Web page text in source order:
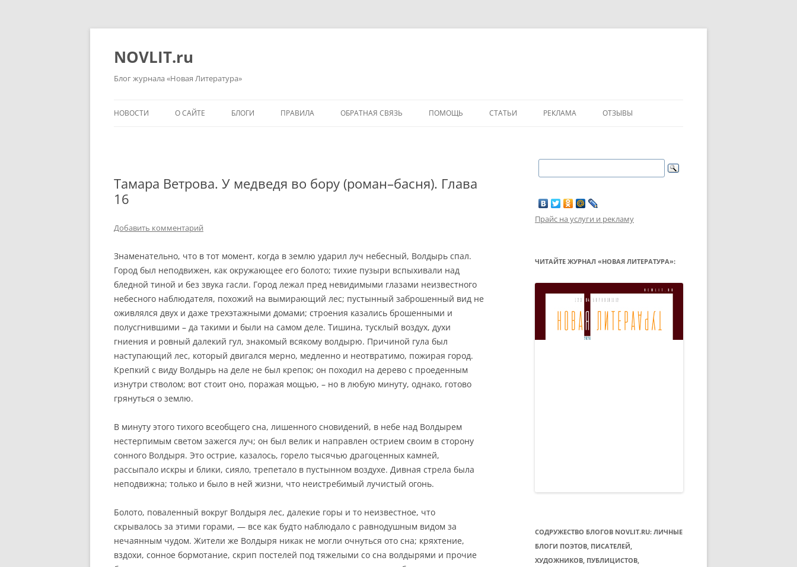
Перейти
NOVLIT.ru
Блог журнала «Новая Литература»
НОВОСТИ О САЙТЕ БЛОГИ ПРАВИЛА ОБРАТНАЯ СВЯЗЬ ПОМОЩЬ СТАТЬИ РЕКЛАМА ОТЗЫВЫ
Тамара Ветрова. У медведя во бору (роман–басня). Глава
16
Добавить комментарий
Знаменательно, что в тот момент, когда в землю ударил луч небесный, Волдырь спал.
Город был неподвижен, как окружающее его болото; тихие пузыри вспыхивали над
бледной тиной и без звука гасли. Город лежал пред невидимыми глазами неизвестного
небесного наблюдателя, похожий на вымирающий лес; пустынный заброшенный вид не
оживлялся двух и даже трехэтажными домами; строения казались брошенными и
полусгнившими – да такими и были на самом деле. Тишина, тусклый воздух, духи
гниения и ровный далекий гул, знакомый всякому волдырю. Причиной гула был
наступающий лес, который двигался мерно, медленно и неотвратимо, пожирая город.
Крепкий с виду Волдырь на деле не был крепок; он походил на дерево с проеденным
изнутри стволом; вот стоит оно, поражая мощью, – но в любую минуту, однако, готово
грянуться о землю.
В минуту этого тихого всеобщего сна, лишенного сновидений, в небе над Волдырем
нестерпимым светом зажегся луч; он был велик и направлен острием своим в сторону
сонного Волдыря. Это острие, казалось, горело тысячью драгоценных камней,
рассыпало искры и блики, сияло, трепетало в пустынном воздухе. Дивная стрела была
неподвижна; только и было в ней жизни, что неистребимый лучистый огонь.
Болото, поваленный вокруг Волдыря лес, далекие горы и то неизвестное, что
скрывалось за этими горами, — все как будто наблюдало с равнодушным видом за
нечаянным чудом. Жители же Волдыря никак не могли очнуться ото сна; кряхтение,
вздохи, сонное бормотание, скрип постелей под тяжелыми со сна волдырями и прочие
Прайс на услуги и рекламу
ЧИТАЙТЕ ЖУРНАЛ «НОВАЯ ЛИТЕРАТУРА»:
СОДРУЖЕСТВО БЛОГОВ NOVLIT.RU: ЛИЧНЫЕ
БЛОГИ ПОЭТОВ, ПИСАТЕЛЕЙ,
ХУДОЖНИКОВ, ПУБЛИЦИСТОВ,